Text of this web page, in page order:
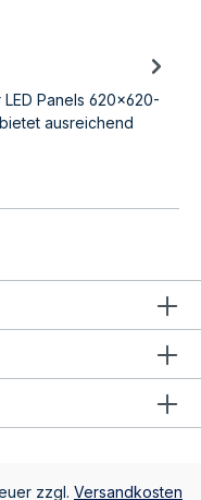
LED Panels 620x620-
ausreichend
zzgl. Versandkosten